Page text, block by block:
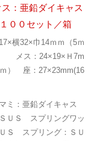
：亜鉛ダイキャス
００セット／箱
横32×巾14ｍｍ（5ｍ
メス：24×19×Ｈ7m
） 座：27×23mm(16
ミ：亜鉛ダイキャス
ＵＳ スプリングワッ
Ｓ スプリング：ＳＵ